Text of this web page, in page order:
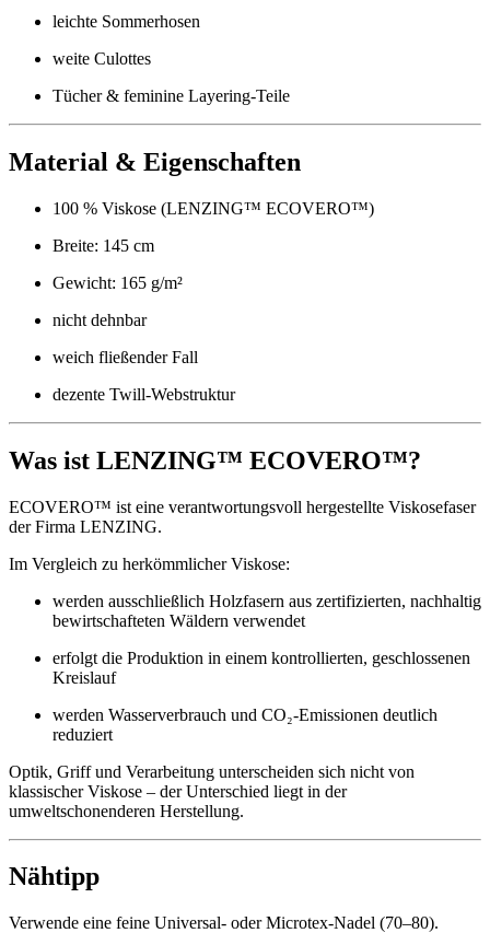
leichte Sommerhosen
weite Culottes
Tücher & feminine Layering-Teile
Material & Eigenschaften
100 % Viskose (LENZING™ ECOVERO™)
Breite: 145 cm
Gewicht: 165 g/m²
nicht dehnbar
weich fließender Fall
dezente Twill-Webstruktur
Was ist LENZING™ ECOVERO™?
ECOVERO™ ist eine verantwortungsvoll hergestellte Viskosefaser
der Firma LENZING.
Im Vergleich zu herkömmlicher Viskose:
werden ausschließlich Holzfasern aus zertifizierten, nachhaltig
bewirtschafteten Wäldern verwendet
erfolgt die Produktion in einem kontrollierten, geschlossenen
Kreislauf
werden Wasserverbrauch und CO₂-Emissionen deutlich
reduziert
Optik, Griff und Verarbeitung unterscheiden sich nicht von
klassischer Viskose – der Unterschied liegt in der
umweltschonenderen Herstellung.
Nähtipp
Verwende eine feine Universal- oder Microtex-Nadel (70–80).